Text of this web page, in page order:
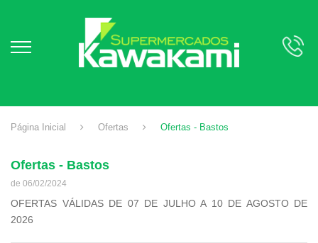
Página Inicial Ofertas Ofertas - Bastos
Ofertas - Bastos
de 06/02/2024
OFERTAS VÁLIDAS DE 07 DE JULHO A 10 DE AGOSTO DE
2026